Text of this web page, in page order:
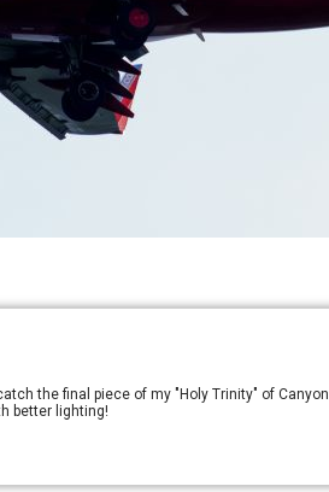
the final piece of my "Holy Trinity" of Canyon
better lighting!